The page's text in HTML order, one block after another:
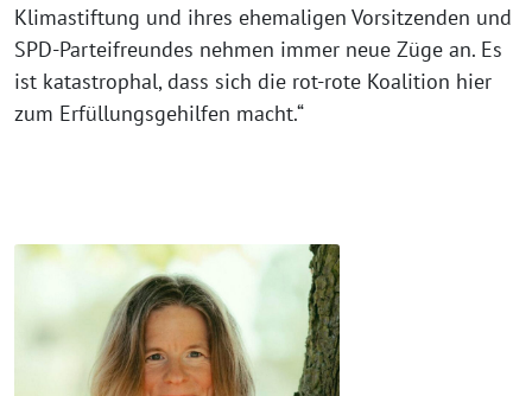
Klimastiftung und ihres ehemaligen Vorsitzenden und
SPD-Parteifreundes nehmen immer neue Züge an. Es
ist katastrophal, dass sich die rot-rote Koalition hier
zum Erfüllungsgehilfen macht.“